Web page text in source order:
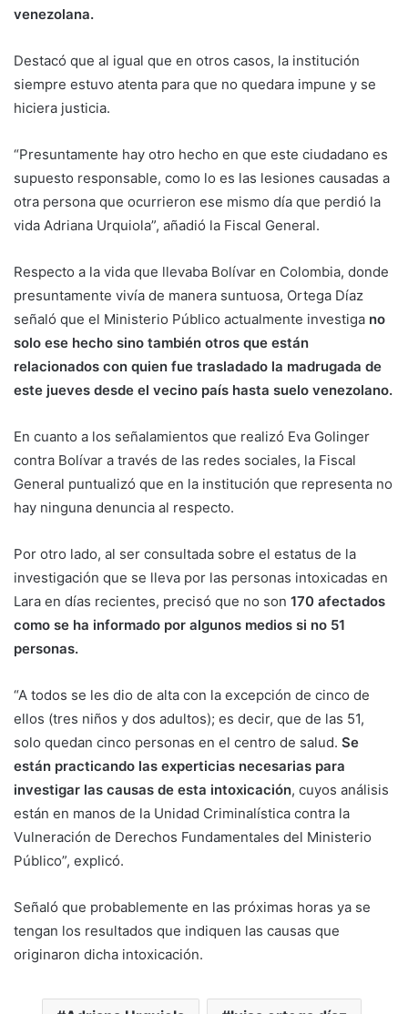
venezolana.
Destacó que al igual que en otros casos, la institución
siempre estuvo atenta para que no quedara impune y se
hiciera justicia.
“Presuntamente hay otro hecho en que este ciudadano es
supuesto responsable, como lo es las lesiones causadas a
otra persona que ocurrieron ese mismo día que perdió la
vida Adriana Urquiola”, añadió la Fiscal General.
Respecto a la vida que llevaba Bolívar en Colombia, donde
presuntamente vivía de manera suntuosa, Ortega Díaz
señaló que el Ministerio Público actualmente investiga no
solo ese hecho sino también otros que están
relacionados con quien fue trasladado la madrugada de
este jueves desde el vecino país hasta suelo venezolano.
En cuanto a los señalamientos que realizó Eva Golinger
contra Bolívar a través de las redes sociales, la Fiscal
General puntualizó que en la institución que representa no
hay ninguna denuncia al respecto.
Por otro lado, al ser consultada sobre el estatus de la
investigación que se lleva por las personas intoxicadas en
Lara en días recientes, precisó que no son 170 afectados
como se ha informado por algunos medios si no 51
personas.
“A todos se les dio de alta con la excepción de cinco de
ellos (tres niños y dos adultos); es decir, que de las 51,
solo quedan cinco personas en el centro de salud. Se
están practicando las experticias necesarias para
investigar las causas de esta intoxicación, cuyos análisis
están en manos de la Unidad Criminalística contra la
Vulneración de Derechos Fundamentales del Ministerio
Público”, explicó.
Señaló que probablemente en las próximas horas ya se
tengan los resultados que indiquen las causas que
originaron dicha intoxicación.